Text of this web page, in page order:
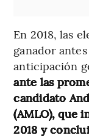
En 2018, las
ganador
anticipación
ante las
candidato
(AMLO), que
2018 y